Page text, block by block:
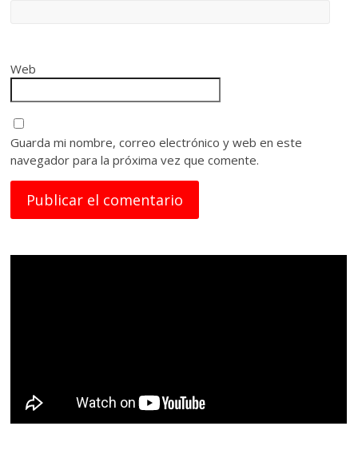
Web
Guarda mi nombre, correo electrónico y web en este
navegador para la próxima vez que comente.